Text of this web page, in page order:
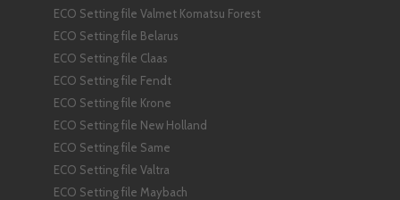
ECO Setting file Valmet Komatsu Forest
ECO Setting file Belarus
ECO Setting file Claas
ECO Setting file Fendt
ECO Setting file Krone
ECO Setting file New Holland
ECO Setting file Same
ECO Setting file Valtra
ECO Setting file Maybach